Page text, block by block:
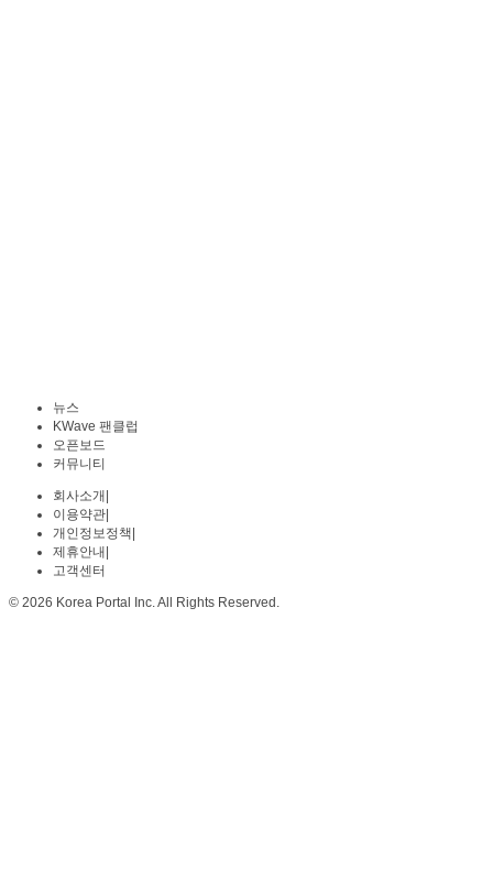
뉴스
KWave 팬클럽
오픈보드
커뮤니티
회사소개
이용약관
개인정보정책
제휴안내
고객센터
© 2026 Korea Portal Inc. All Rights Reserved.